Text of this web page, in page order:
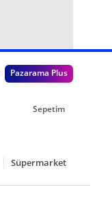
Pazarama Plus
Sepetim
Süpermarket